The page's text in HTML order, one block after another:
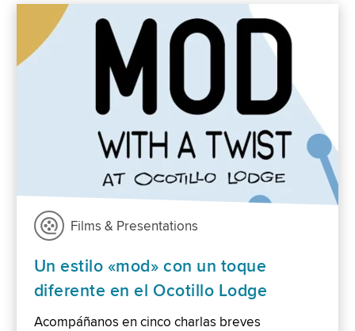
Films & Presentations
Un estilo «mod» con un toque
diferente en el Ocotillo Lodge
Acompáñanos en cinco charlas breves